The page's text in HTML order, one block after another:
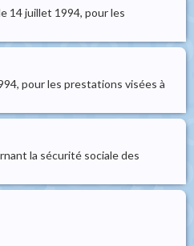
14 juillet 1994, pour les
pour les prestations visées à
la sécurité sociale des